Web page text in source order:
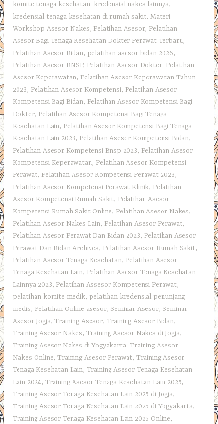
komite tenaga kesehatan, kredensial nakes lainnya,
kredensial tenaga kesehatan di rumah sakit,Materi
Workshop Asesor Nakes, Pelatihan Asesor, Pelatihan
Asesor Bagi Tenaga Kesehatan Dokter Perawat Terbaru,
Pelatihan Asesor Bidan, pelatihan asesor bidan 2026,
Pelatihan Asesor BNSP, Pelatihan Asesor Dokter, Pelatihan
Asesor Keperawatan, Pelatihan Asesor Keperawatan Tahun
2023, Pelatihan Asesor Kompetensi, Pelatihan Asesor
Kompetensi Bagi Bidan, Pelatihan Asesor Kompetensi Bagi
Dokter, Pelatihan Asesor Kompetensi Bagi Tenaga
Kesehatan Lain, Pelatihan Asesor Kompetensi Bagi Tenaga
Kesehatan Lain 2023, Pelatihan Asesor Kompetensi Bidan,
Pelatihan Asesor Kompetensi Bnsp 2023, Pelatihan Asesor
Kompetensi Keperawatan, Pelatihan Asesor Kompetensi
Perawat, Pelatihan Asesor Kompetensi Perawat 2023,
Pelatihan Asesor Kompetensi Perawat Klinik, Pelatihan
Asesor Kompetensi Rumah Sakit, Pelatihan Asesor
Kompetensi Rumah Sakit Online, Pelatihan Asesor Nakes,
Pelatihan Asesor Nakes Lain, Pelatihan Asesor Perawat,
Pelatihan Asesor Perawat Dan Bidan 2023, Pelatihan Asesor
Perawat Dan Bidan Archives, Pelatihan Asesor Rumah Sakit,
Pelatihan Asesor Tenaga Kesehatan, Pelatihan Asesor
Tenaga Kesehatan Lain, Pelatihan Asesor Tenaga Kesehatan
Lainnya 2023, Pelatihan Assesor Kompetensi Perawat,
pelatihan komite medik, pelatihan kredensial penunjang
medis, Pelatihan Online asesor, Seminar Asesor, Seminar
Asesor Jogja,Training Asesor,Training Asesor Bidan,
Training Asesor Nakes,Training Asesor Nakes di Jogja,
Training Asesor Nakes di Yogyakarta,Training Asesor
Nakes Online,Training Asesor Perawat,Training Asesor
Tenaga Kesehatan Lain,Training Asesor Tenaga Kesehatan
Lain 2024,Training Asesor Tenaga Kesehatan Lain 2025,
Training Asesor Tenaga Kesehatan Lain 2025 di Jogja,
Training Asesor Tenaga Kesehatan Lain 2025 di Yogyakarta,
Training Asesor Tenaga Kesehatan Lain 2025 Online,